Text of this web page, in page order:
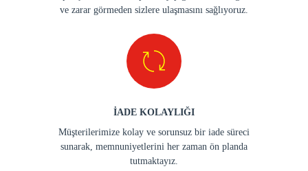
ve zarar görmeden sizlere ulaşmasını sağlıyoruz.
İADE KOLAYLIĞI
Müşterilerimize kolay ve sorunsuz bir iade süreci
sunarak, memnuniyetlerini her zaman ön planda
tutmaktayız.